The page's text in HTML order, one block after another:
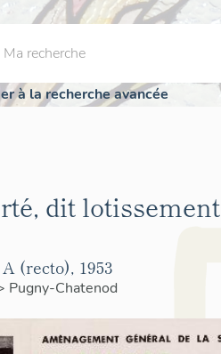
à la recherche avancée
dit
(recto), 1953
Pugny-Chatenod